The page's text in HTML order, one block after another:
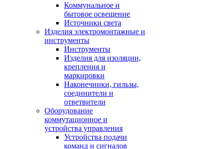
Коммунальное и
бытовое освещение
Источники света
Изделия электромонтажные и
инструменты
Инструменты
Изделия для изоляции,
крепления и
маркировки
Наконечники, гильзы,
соединители и
ответвители
Оборудование
коммутационное и
устройства управления
Устройства подачи
команд и сигналов